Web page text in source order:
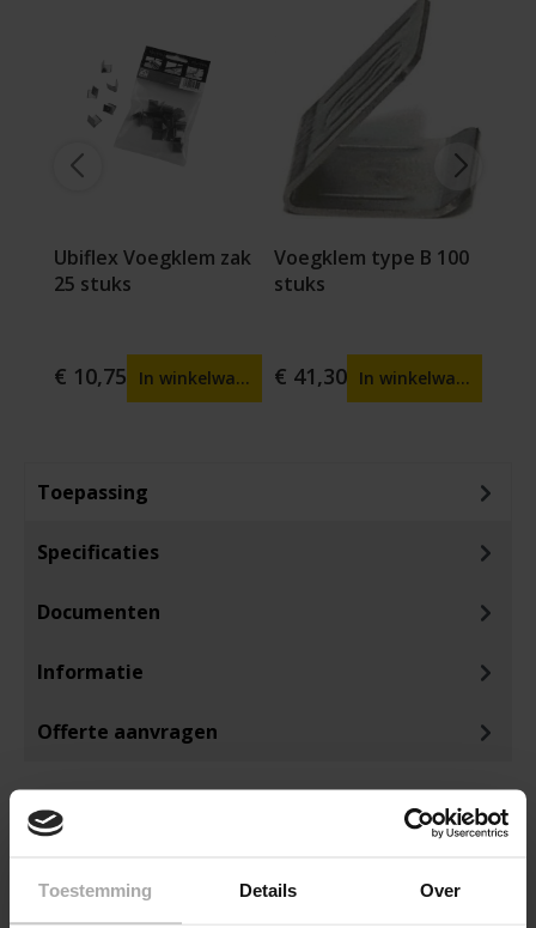
Toestemming Details Over
Ubiflex Voegklem zak
25 stuks
€ 10,75 In winkelwagen
Voegklem type B 100
stuks
€ 41,30 In winkelwagen
Toepassing
Specificaties
Documenten
Informatie
Offerte aanvragen